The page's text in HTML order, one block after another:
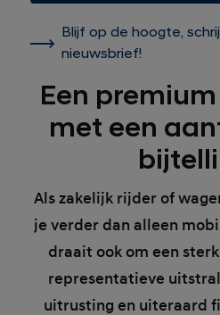
Blijf op de hoogte,
nieuwsbrief!
Een
met een
Als zakelijk rijder of
je verder dan alleen
draait ook om een
representatieve
uitrusting en uiteraard